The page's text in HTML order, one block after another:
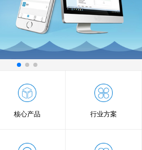
核心产品 行业方案